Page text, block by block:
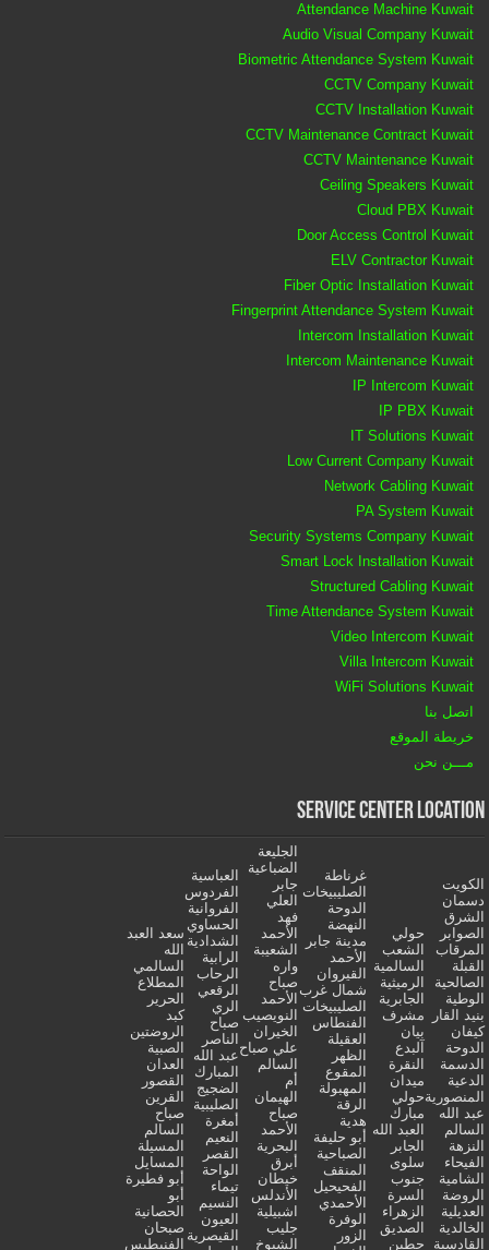
Attendance Machine Kuwait
Audio Visual Company Kuwait
Biometric Attendance System Kuwait
CCTV Company Kuwait
CCTV Installation Kuwait
CCTV Maintenance Contract Kuwait
CCTV Maintenance Kuwait
Ceiling Speakers Kuwait
Cloud PBX Kuwait
Door Access Control Kuwait
ELV Contractor Kuwait
Fiber Optic Installation Kuwait
Fingerprint Attendance System Kuwait
Intercom Installation Kuwait
Intercom Maintenance Kuwait
IP Intercom Kuwait
IP PBX Kuwait
IT Solutions Kuwait
Low Current Company Kuwait
Network Cabling Kuwait
PA System Kuwait
Security Systems Company Kuwait
Smart Lock Installation Kuwait
Structured Cabling Kuwait
Time Attendance System Kuwait
Video Intercom Kuwait
Villa Intercom Kuwait
WiFi Solutions Kuwait
اتصل بنا
خريطة الموقع
مـــن نحن
Service Center Location
الكويت
دسمان
الشرق
الصوابر
المرقاب
القبلة
الصالحية
الوطية
بنيد القار
كيفان
الدوحة
الدسمة
الدعية
المنصورية
عبد الله
السالم
النزهة
الفيحاء
الشامية
الروضة
العديلية
الخالدية
القادسية
حولي
الشعب
السالمية
الرميثية
الجابرية
مشرف
بيان
آلبدع
النقرة
ميدان
حولي
مبارك
العبد الله
الجابر
سلوى
جنوب
السرة
الزهراء
الصديق
حطين
غرناطة
الصليبيخات
الدوحة
النهضة
مدينة جابر
الأحمد
القيروان
شمال غرب
الصليبيخات
الفنطاس
العقيلة
الظهر
المقوع
المهبولة
الرقة
هدية
أبو حليفة
الصباحية
المنقف
الفحيحيل
الأحمدي
الوفرة
الزور
الجليعة
الضباعية
جابر
العلي
فهد
الأحمد
الشعيبة
واره
صباح
الأحمد
النويصيب
الخيران
علي صباح
السالم
أم
الهيمان
صباح
الأحمد
البحرية
أبرق
خيطان
الأندلس
اشبيلية
جليب
الشيوخ
العباسية
الفردوس
الفروانية
الحساوي
الشدادية
الرابية
الرحاب
الرقعي
الري
صباح
الناصر
عبد الله
المبارك
الضجيج
الصليبية
أمغرة
النعيم
القصر
الواحة
تيماء
النسيم
العيون
القيصرية
سعد العبد
الله
السالمي
المطلاع
الحرير
كبد
الروضتين
الصبية
العدان
القصور
القرين
صباح
السالم
المسيلة
المسايل
أبو فطيرة
أبو
الحصانية
صبحان
الفنيطيس